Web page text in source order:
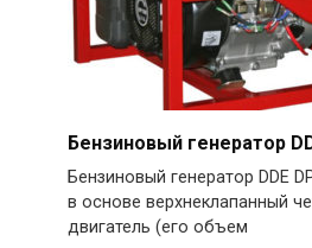
Бензиновый генератор
Бензиновый генератор DDE
в основе верхнеклапанный
двигатель (его объем